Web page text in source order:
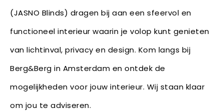
(JASNO Blinds) dragen bij aan een sfeervol en
functioneel interieur waarin je volop kunt genieten
van lichtinval, privacy en design. Kom langs bij
Berg&Berg in Amsterdam en ontdek de
mogelijkheden voor jouw interieur. Wij staan klaar
om jou te adviseren.